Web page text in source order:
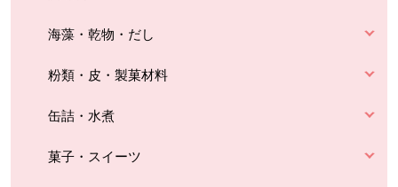
海藻・乾物・だし
粉類・皮・製菓材料
缶詰・水煮
菓子・スイーツ